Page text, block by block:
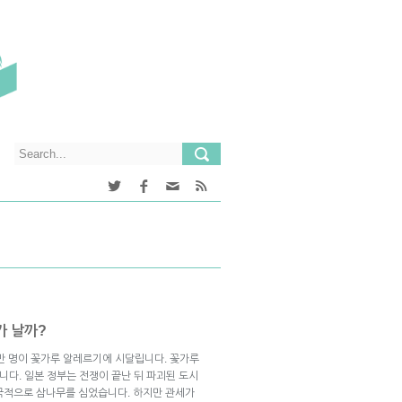
날까?
명이 꽃가루 알레르기에 시달립니다. 꽃가루
다. 일본 정부는 전쟁이 끝난 뒤 파괴된 도시
으로 삼나무를 심었습니다. 하지만 관세가